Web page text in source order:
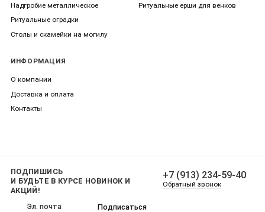
Надгробие металлическое
Ритуальные оградки
Столы и скамейки на могилу
Ритуальные ерши для венков
ИНФОРМАЦИЯ
О компании
Доставка и оплата
Контакты
ПОДПИШИСЬ
И БУДЬТЕ В КУРСЕ НОВИНОК И
АКЦИЙ!
Подписаться
+7 (913) 234-59-40
Обратный звонок